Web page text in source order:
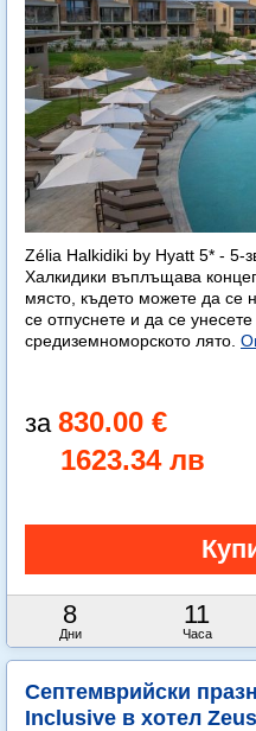
Zélia Halkidiki by Hyatt 5* - 5-
Халкидики въплъщава
място, където можете да се
се отпуснете и да се
средиземноморското лято.
830.00 €
1623.34 лв
8
Дни
11
Часа
Септемврийски
Inclusive в хотел